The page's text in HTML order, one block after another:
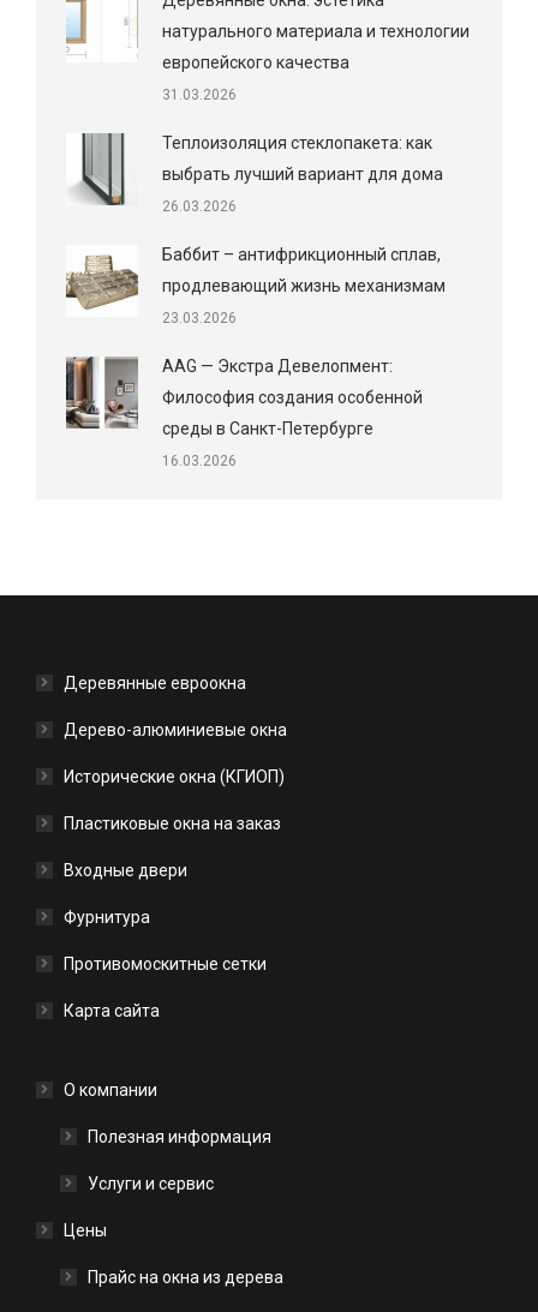
натурального материала и технологии
европейского качества
31.03.2026
Теплоизоляция стеклопакета: как
выбрать лучший вариант для дома
26.03.2026
Баббит – антифрикционный сплав,
продлевающий жизнь механизмам
23.03.2026
AAG — Экстра Девелопмент:
Философия создания особенной
среды в Санкт-Петербурге
16.03.2026
Деревянные евроокна
Дерево-алюминиевые окна
Исторические окна (КГИОП)
Пластиковые окна на заказ
Входные двери
Фурнитура
Противомоскитные сетки
Карта сайта
О компании
Полезная информация
Услуги и сервис
Цены
Прайс на окна из дерева